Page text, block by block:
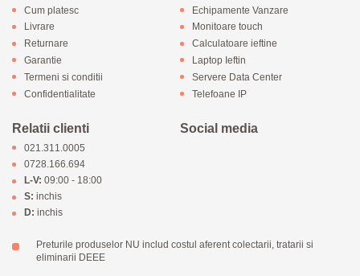
Cum platesc
Livrare
Returnare
Garantie
Termeni si conditii
Confidentialitate
Echipamente Vanzare
Monitoare touch
Calculatoare ieftine
Laptop Ieftin
Servere Data Center
Telefoane IP
Relatii clienti
021.311.0005
0728.166.694
L-V: 09:00 - 18:00
S: inchis
D: inchis
Social media
Preturile produselor NU includ costul aferent colectarii, tratarii si
eliminarii DEEE